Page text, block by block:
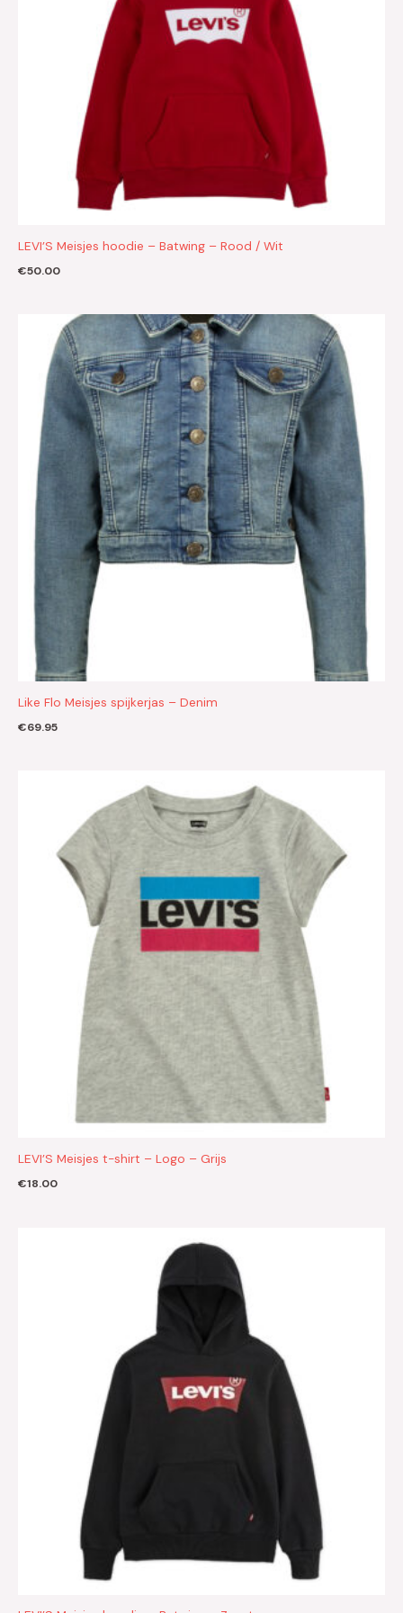
LEVI’S Meisjes hoodie – Batwing – Rood / Wit
€50.00
Like Flo Meisjes spijkerjas – Denim
€69.95
LEVI’S Meisjes t-shirt – Logo – Grijs
€18.00